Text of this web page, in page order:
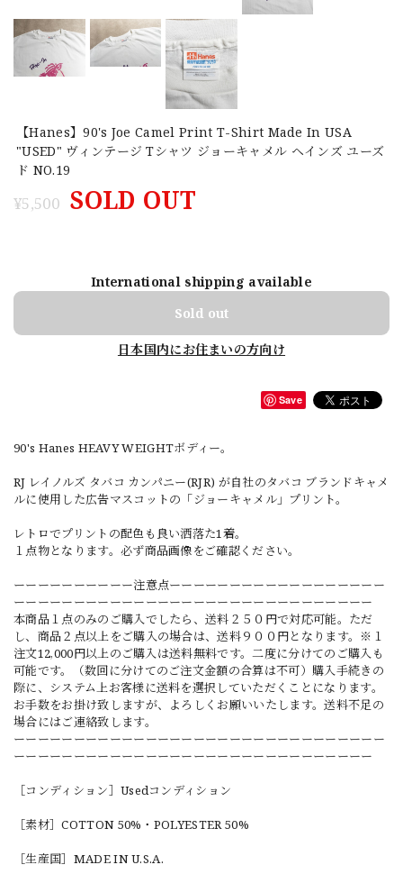
【Hanes】90's Joe Camel Print T-Shirt Made In USA
"USED" ヴィンテージ Tシャツ ジョーキャメル ヘインズ ユーズ
ド NO.19
¥5,500 SOLD OUT
International shipping available
Sold out
日本国内にお住まいの方向け
Save
90's Hanes HEAVY WEIGHTボディー。
RJ レイノルズ タバコ カンパニー(RJR) が自社のタバコ ブランドキャメ
ルに使用した広告マスコットの「ジョーキャメル」プリント。
レトロでプリントの配色も良い洒落た1着。
１点物となります。必ず商品画像をご確認ください。
ーーーーーーーーーー注意点ーーーーーーーーーーーーーーーーーー
ーーーーーーーーーーーーーーーーーーーーーーーーーーーーーー
本商品１点のみのご購入でしたら、送料２５０円で対応可能。ただ
し、商品２点以上をご購入の場合は、送料９００円となります。※１
注文12,000円以上のご購入は送料無料です。二度に分けてのご購入も
可能です。（数回に分けてのご注文金額の合算は不可）購入手続きの
際に、システム上お客様に送料を選択していただくことになります。
お手数をお掛け致しますが、よろしくお願いいたします。送料不足の
場合にはご連絡致します。
ーーーーーーーーーーーーーーーーーーーーーーーーーーーーーーー
ーーーーーーーーーーーーーーーーーーーーーーーーーーーーーー
［コンディション］Usedコンディション
［素材］COTTON 50%・POLYESTER 50%
［生産国］MADE IN U.S.A.